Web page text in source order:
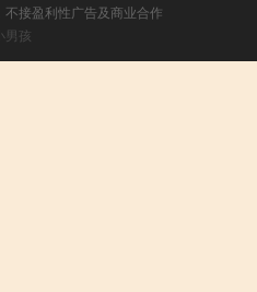
接盈利性广告及商业合作
男孩